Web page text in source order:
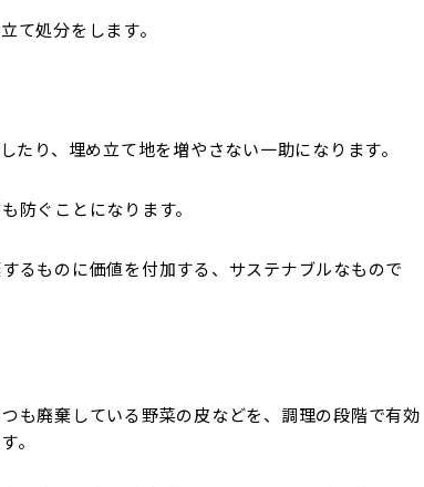
て処分をします。
たり、埋め立て地を増やさない一助になります。
防ぐことになります。
るものに価値を付加する、サステナブルなもので
も廃棄している野菜の皮などを、調理の段階で有効
。